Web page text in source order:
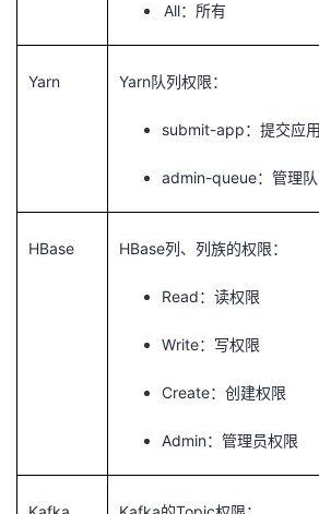
All：所有
Yarn Yarn 队列权限：
submit-app ：提交应
admin-queue：管理
HBase HBase列、列族的权限：
Read ：读权限
Write：写权限
Create：创建权限
Admin ：管理员权限